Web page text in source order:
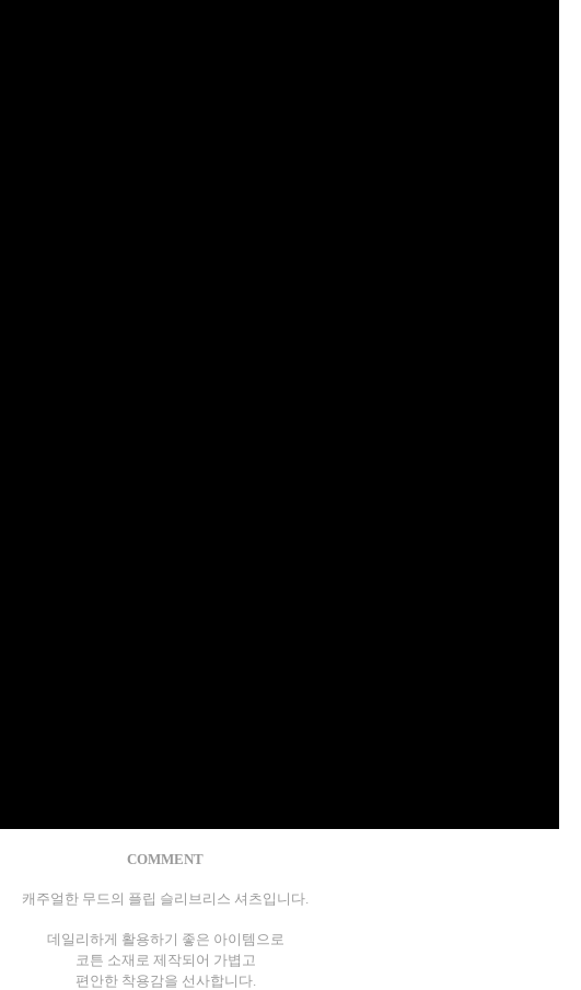
COMMENT
캐주얼한 무드의 플립 슬리브리스 셔츠입니다.
데일리하게 활용하기 좋은 아이템으로
코튼 소재로 제작되어 가볍고
편안한 착용감을 선사합니다.